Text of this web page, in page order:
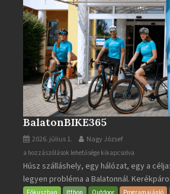
BalatonBIKE365
2026. július 1. Nagy József
BalatonBIKE365
bejegyzéshez
a hozzászólások lehetősége kikapcsolva
Húsz szálláshely, egy hálózat, egy a
legyen probléma a Balatonnál.